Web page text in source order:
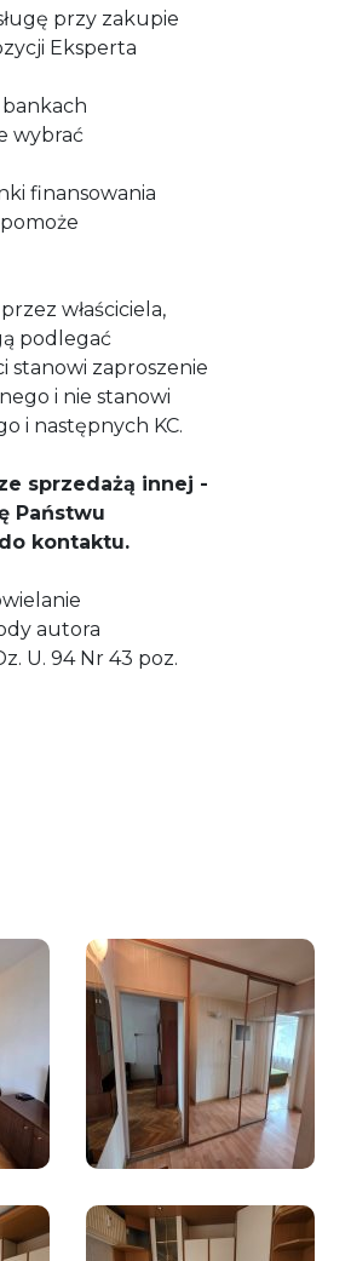
przy zakupie
Eksperta
wybrać
finansowania
właściciela,
podlegać
stanowi zaproszenie
i nie stanowi
i następnych KC.
sprzedażą innej -
Państwu
kontaktu.
autora
U. 94 Nr 43 poz.